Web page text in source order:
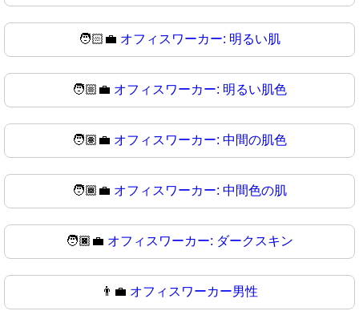
🧑🏻‍💼 オフィスワーカー: 明るい肌
🧑🏼‍💼 オフィスワーカー: 明るい肌色
🧑🏽‍💼 オフィスワーカー: 中間の肌色
🧑🏾‍💼 オフィスワーカー: 中間色の肌
🧑🏿‍💼 オフィスワーカー: ダークスキン
👨‍💼 オフィスワーカー男性